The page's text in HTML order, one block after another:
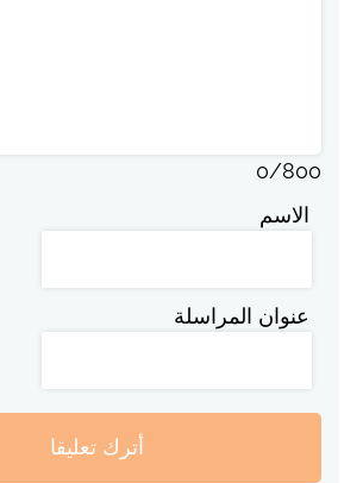
0/800
الاسم
عنوان المراسلة
أترك تعليقا